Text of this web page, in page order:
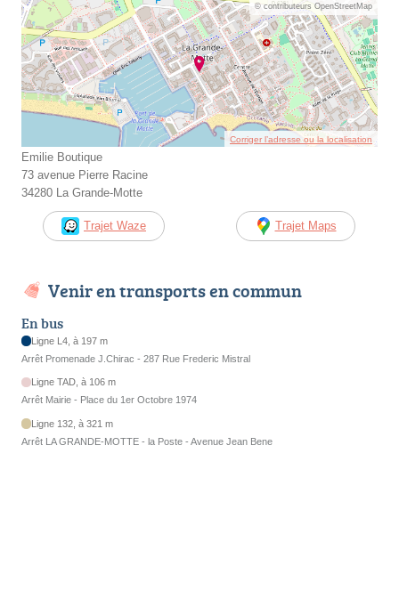
© contributeurs OpenStreetMap
Corriger l’adresse ou la localisation
Emilie Boutique
73 avenue Pierre Racine
34280 La Grande-Motte
Trajet Waze Trajet Maps
Venir en transports en commun
En bus
Ligne L4, à 197 m
Arrêt Promenade J.Chirac - 287 Rue Frederic Mistral
Ligne TAD, à 106 m
Arrêt Mairie - Place du 1er Octobre 1974
Ligne 132, à 321 m
Arrêt LA GRANDE-MOTTE - la Poste - Avenue Jean Bene